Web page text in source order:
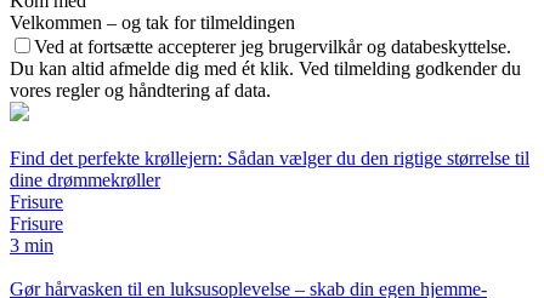
Velkommen – og tak for tilmeldingen
Ved at fortsætte accepterer jeg brugervilkår og databeskyttelse.
Du kan altid afmelde dig med ét klik. Ved tilmelding godkender du
vores regler og håndtering af data.
Find det perfekte krøllejern: Sådan vælger du den rigtige størrelse til
dine drømmekrøller
Frisure
Frisure
3 min
Gør hårvasken til en luksusoplevelse – skab din egen hjemme-